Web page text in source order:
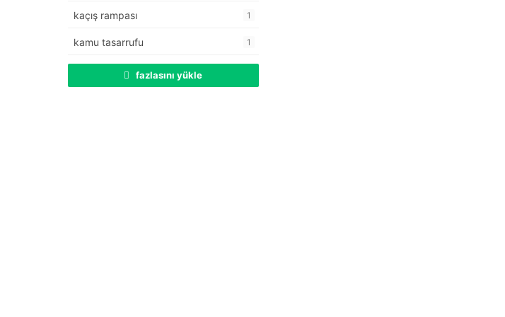
kaçış rampası 1
kamu tasarrufu 1
fazlasını yükle